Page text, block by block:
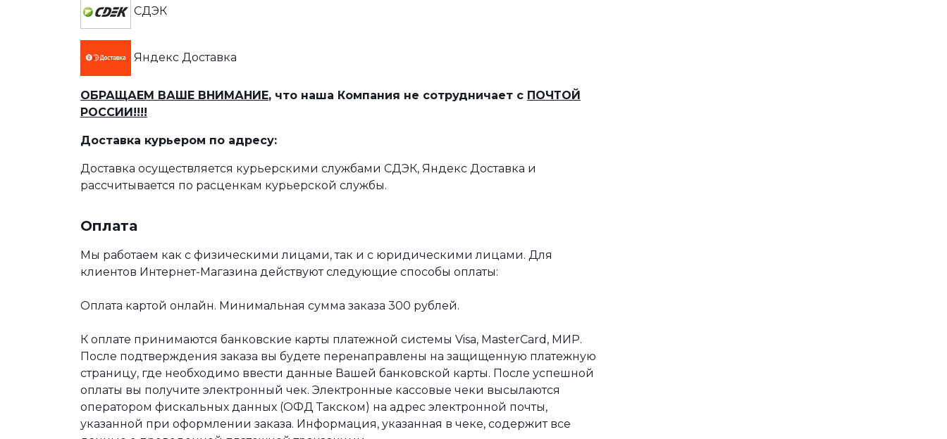
СДЭК
Яндекс Доставка
ОБРАЩАЕМ ВАШЕ ВНИМАНИЕ, что наша Компания не сотрудничает с ПОЧТОЙ
РОССИИ!!!!
Доставка курьером по адресу:
Доставка осуществляется курьерскими службами СДЭК, Яндекс Доставка и
рассчитывается по расценкам курьерской службы.
Оплата
Мы работаем как с физическими лицами, так и с юридическими лицами. Для
клиентов Интернет-Магазина действуют следующие способы оплаты:
Оплата картой онлайн. Минимальная сумма заказа 300 рублей.
К оплате принимаются банковские карты платежной системы Visa, MasterCard, МИР.
После подтверждения заказа вы будете перенаправлены на защищенную платежную
страницу, где необходимо ввести данные Вашей банковской карты. После успешной
оплаты вы получите электронный чек. Электронные кассовые чеки высылаются
оператором фискальных данных (ОФД Такском) на адрес электронной почты,
указанной при оформлении заказа. Информация, указанная в чеке, содержит все